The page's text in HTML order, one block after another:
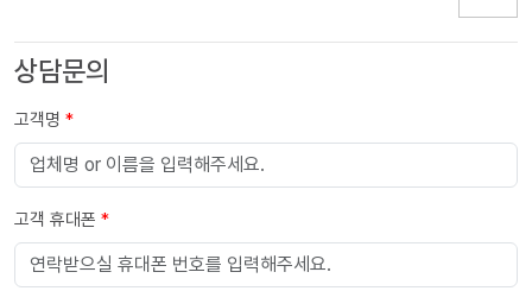
상담문의
고객명 *
고객 휴대폰 *